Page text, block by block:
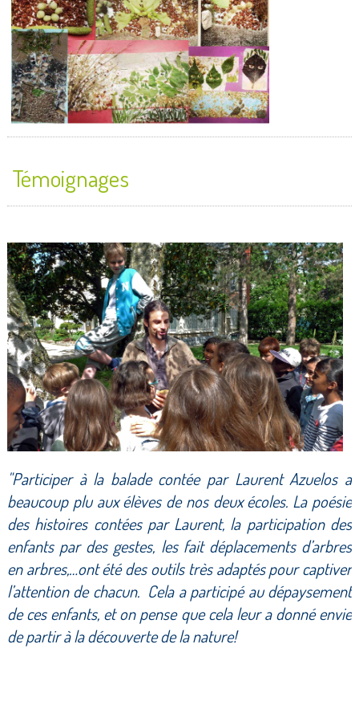
Témoignages
"Participer à la balade contée par Laurent Azuelos a
beaucoup plu aux élèves de nos deux écoles. La poésie
des histoires contées par Laurent, la participation des
enfants par des gestes, les fait déplacements d’arbres
en arbres,…ont été des outils très adaptés pour captiver
l’attention de chacun. Cela a participé au dépaysement
de ces enfants, et on pense que cela leur a donné envie
de partir à la découverte de la nature!